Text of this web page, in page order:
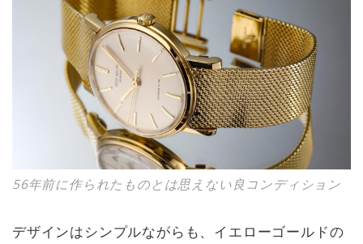
56年前に作られたものとは思えない良コンディション
デザインはシンプルながらも、イエローゴールドの